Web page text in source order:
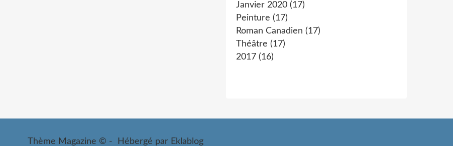
Janvier 2020 (17)
Peinture (17)
Roman Canadien (17)
Théâtre (17)
2017 (16)
Thème Magazine © - Hébergé par Eklablog